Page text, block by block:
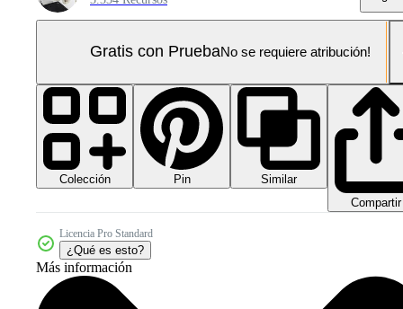
Gratis con PruebaNo se requiere atribución!
Colección Pin
Similar
Compartir
Licencia Pro Standard
¿Qué es esto?
Más información